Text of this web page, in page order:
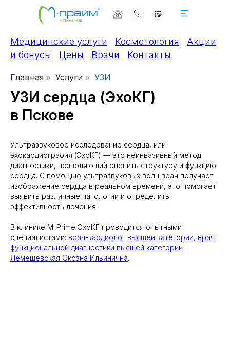
Медицинские услуги Косметология
Акции
и бонусы
Цены Врачи Контакты
Главная » Услуги » УЗИ
УЗИ сердца (ЭхоКГ)
в Пскове
Ультразвуковое исследование сердца, или
эхокардиография (ЭхоКГ) — это неинвазивный метод
диагностики, позволяющий оценить структуру и функцию
сердца. С помощью ультразвуковых волн врач получает
изображение сердца в реальном времени, это помогает
выявить различные патологии и определить
эффективность лечения.
В клинике M-Prime ЭхоКГ проводится опытными
специалистами: врач-кардиолог высшей категории, врач
функциональной диагностики высшей категории
Лемешевская Оксана Ильинична.